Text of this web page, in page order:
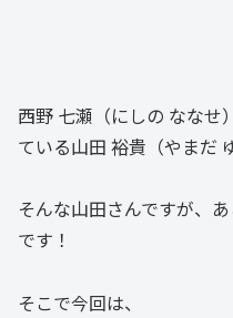
西野 七瀬（にしの ななせ
ている山田 裕貴（やまだ
そんな山田さんですが、
です！
そこで今回は、